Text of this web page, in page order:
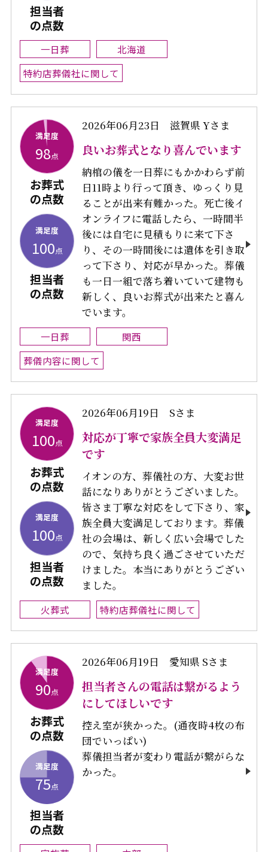
担当者
の点数
一日葬
北海道
特約店葬儀社に関して
満足度
98点
お葬式
の点数
満足度
100点
担当者
の点数
2026年06月23日 滋賀県 Yさま
良いお葬式となり喜んでいます
納棺の儀を一日葬にもかかわらず前
日11時より行って頂き、ゆっくり見
ることが出来有難かった。死亡後イ
オンライフに電話したら、一時間半
後には自宅に見積もりに来て下さ
り、その一時間後には遺体を引き取
って下さり、対応が早かった。葬儀
も一日一組で落ち着いていて建物も
新しく、良いお葬式が出来たと喜ん
でいます。
一日葬
関西
葬儀内容に関して
満足度
100点
お葬式
の点数
満足度
100点
担当者
の点数
2026年06月19日 Sさま
対応が丁寧で家族全員大変満足
です
イオンの方、葬儀社の方、大変お世
話になりありがとうございました。
皆さま丁寧な対応をして下さり、家
族全員大変満足しております。葬儀
社の会場は、新しく広い会場でした
ので、気持ち良く過ごさせていただ
けました。本当にありがとうござい
ました。
火葬式 特約店葬儀社に関して
満足度
90点
お葬式
の点数
満足度
75点
担当者
の点数
2026年06月19日 愛知県 Sさま
担当者さんの電話は繋がるよう
にしてほしいです
控え室が狭かった。(通夜時4枚の布
団でいっぱい)
葬儀担当者が変わり電話が繋がらな
かった。